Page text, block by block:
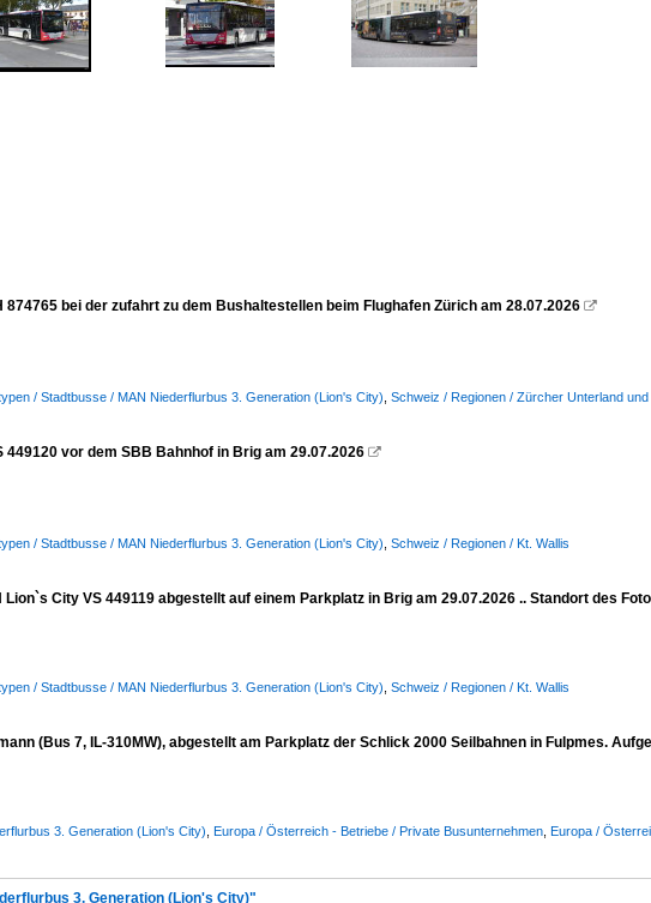
874765 bei der zufahrt zu dem Bushaltestellen beim Flughafen Zürich am 28.07.2026 
/ Stadtbusse / MAN Niederflurbus 3. Generation (Lion's City) Schweiz / Regionen / Zürcher Unterland und
449120 vor dem SBB Bahnhof in Brig am 29.07.2026 
/ Stadtbusse / MAN Niederflurbus 3. Generation (Lion's City) Schweiz / Regionen / Kt. Wallis
City VS 449119 abgestellt auf einem Parkplatz in Brig am 29.07.2026 .. Standort des
/ Stadtbusse / MAN Niederflurbus 3. Generation (Lion's City) Schweiz / Regionen / Kt. Wallis
(Bus 7, IL-310MW), abgestellt am Parkplatz der Schlick 2000 Seilbahnen in Fulpmes.
3. Generation (Lion's City) Europa / Österreich - Betriebe / Private Busunternehmen Europa /
3. Generation (Lion's City)"